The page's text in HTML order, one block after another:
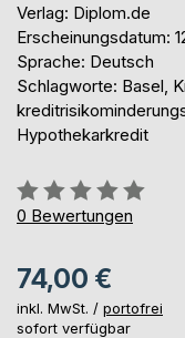
Verlag: Diplom.de
Erscheinungsdatum:
Sprache: Deutsch
Schlagworte: Basel,
Hypothekarkredit
Bewertung::
0%
0 Bewertungen
74,00 €
inkl. MwSt. / portofrei
sofort verfügbar